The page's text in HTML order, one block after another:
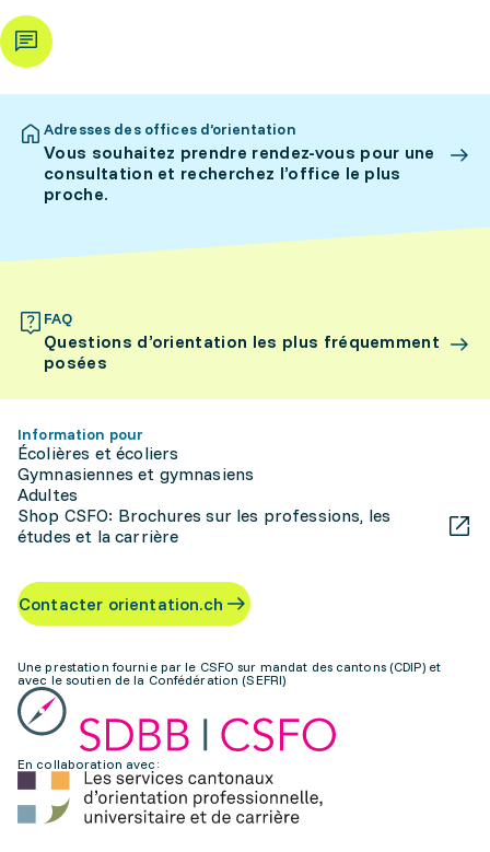
Adresses des offices d’orientation
Vous souhaitez prendre rendez-vous pour une
consultation et recherchez l’office le plus
proche.
FAQ
Questions d’orientation les plus fréquemment
posées
Information pour
Écolières et écoliers
Gymnasiennes et gymnasiens
Adultes
Shop CSFO: Brochures sur les professions, les
études et la carrière
Contacter orientation.ch
Une prestation fournie par le CSFO sur mandat des cantons (CDIP) et
avec le soutien de la Confédération (SEFRI)
En collaboration avec: